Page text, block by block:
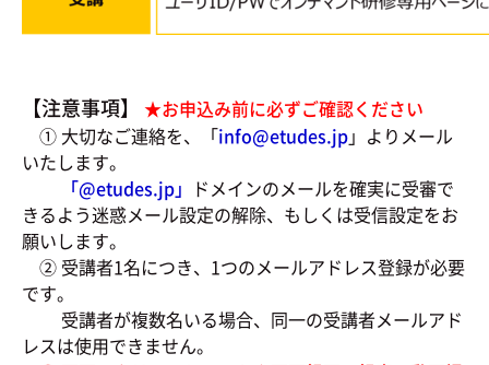
【注意事項】
★お申込み前に必ずご確認ください
① 大切なご連絡を、「info@etudes.jp」よりメール
いたします。
「@etudes.jp」 ドメインのメールを確実に受審で
きるよう迷惑メール設定の解除、もしくは受信設定をお
願いします。
② 受講者1名につき、1つのメールアドレス登録が必要
です。
受講者が複数名いる場合、同一の受講者メールアド
レスは使用できません。